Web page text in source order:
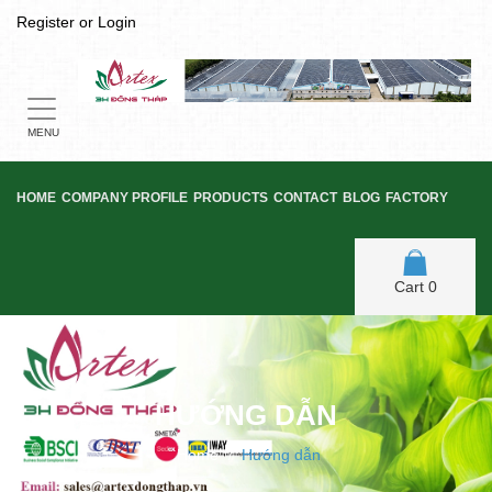
Register or Login
Toggle
navigation
MENU
HOME COMPANY PROFILE PRODUCTS CONTACT BLOG FACTORY
Cart 0
HƯỚNG DẪN
Home / Hướng dẫn